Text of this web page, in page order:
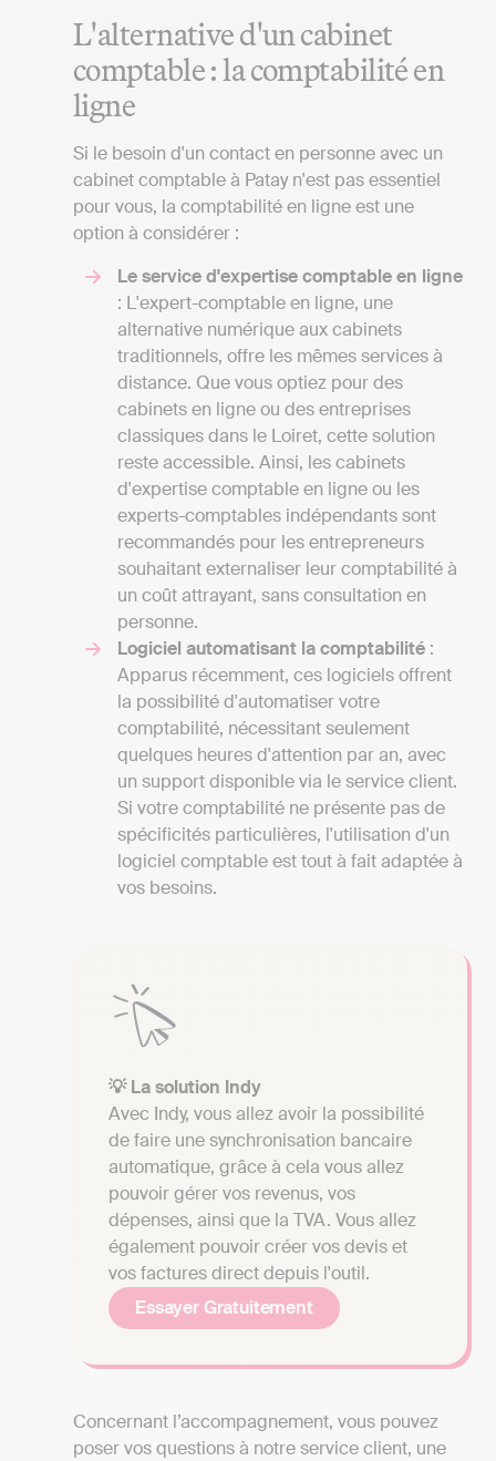
L'alternative d'un cabinet
comptable : la comptabilité en
ligne
Si le besoin d'un contact en personne avec un
cabinet comptable à Patay n'est pas essentiel
pour vous, la comptabilité en ligne est une
option à considérer :
Le service d'expertise comptable en ligne
: L'expert-comptable en ligne, une
alternative numérique aux cabinets
traditionnels, offre les mêmes services à
distance. Que vous optiez pour des
cabinets en ligne ou des entreprises
classiques dans le Loiret, cette solution
reste accessible. Ainsi, les cabinets
d'expertise comptable en ligne ou les
experts-comptables indépendants sont
recommandés pour les entrepreneurs
souhaitant externaliser leur comptabilité à
un coût attrayant, sans consultation en
personne.
Logiciel automatisant la comptabilité :
Apparus récemment, ces logiciels offrent
la possibilité d'automatiser votre
comptabilité, nécessitant seulement
quelques heures d'attention par an, avec
un support disponible via le service client.
Si votre comptabilité ne présente pas de
spécificités particulières, l'utilisation d'un
logiciel comptable est tout à fait adaptée à
vos besoins.
💡 La solution Indy
Avec Indy, vous allez avoir la possibilité
de faire une synchronisation bancaire
automatique, grâce à cela vous allez
pouvoir gérer vos revenus, vos
dépenses, ainsi que la TVA. Vous allez
également pouvoir créer vos devis et
vos factures direct depuis l'outil.
Essayer Gratuitement
Concernant l’accompagnement, vous pouvez
poser vos questions à notre service client, une